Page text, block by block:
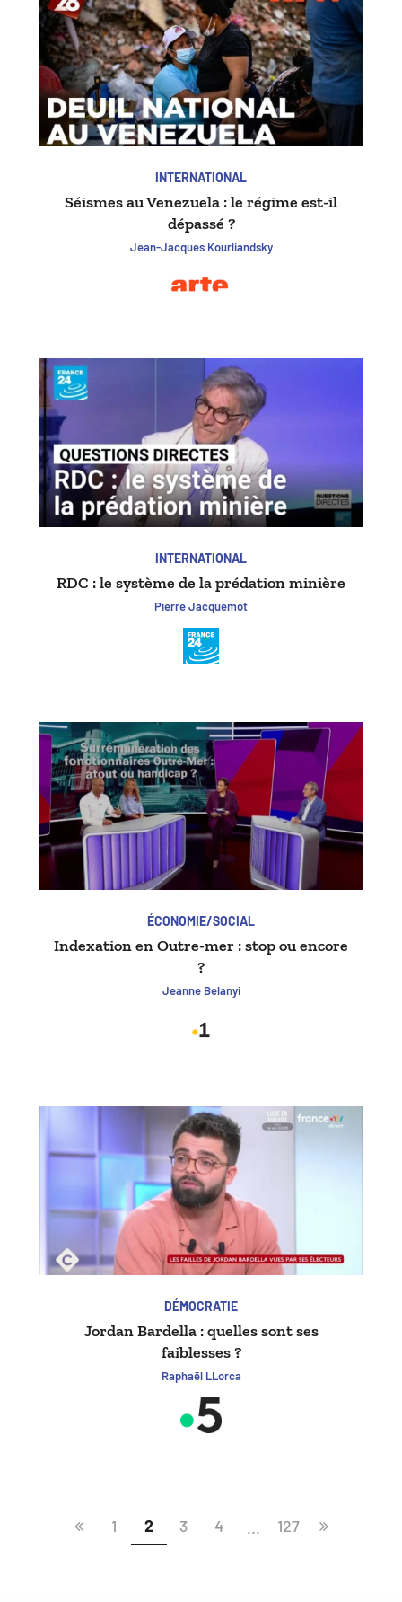
INTERNATIONAL
Séismes au Venezuela : le régime est-il
dépassé ?
Jean-Jacques Kourliandsky
INTERNATIONAL
RDC : le système de la prédation minière
Pierre Jacquemot
ÉCONOMIE/SOCIAL
Indexation en Outre-mer : stop ou encore
?
Jeanne Belanyi
DÉMOCRATIE
Jordan Bardella : quelles sont ses
faiblesses ?
Raphaël LLorca
Page 1 2 3 4 127
Page